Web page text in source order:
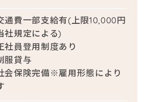
通費一部支給有(上限10,000円
社規定による)
社員登用制度あり
服貸与
会保険完備※雇用形態により